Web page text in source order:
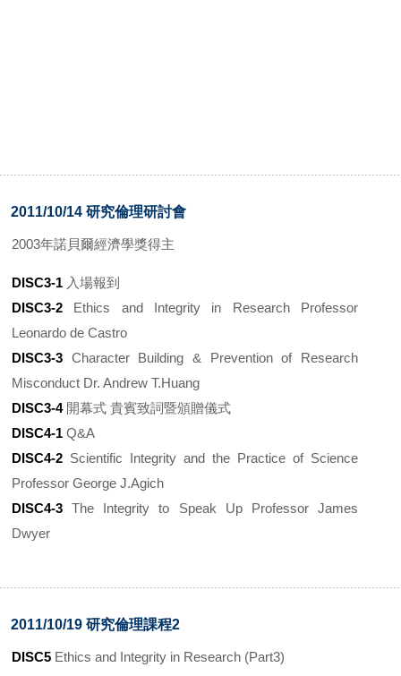
2011/10/14 研究倫理研討會
2003年諾貝爾經濟學獎得主
DISC3-1 入場報到
DISC3-2 Ethics and Integrity in Research Professor
Leonardo de Castro
DISC3-3 Character Building & Prevention of Research
Misconduct Dr. Andrew T.Huang
DISC3-4開幕式 貴賓致詞暨頒贈儀式
DISC4-1 Q&A
DISC4-2 Scientific Integrity and the Practice of Science
Professor George J.Agich
DISC4-3 The Integrity to Speak Up Professor James
Dwyer
2011/10/19 研究倫理課程2
DISC5 Ethics and Integrity in Research (Part3)